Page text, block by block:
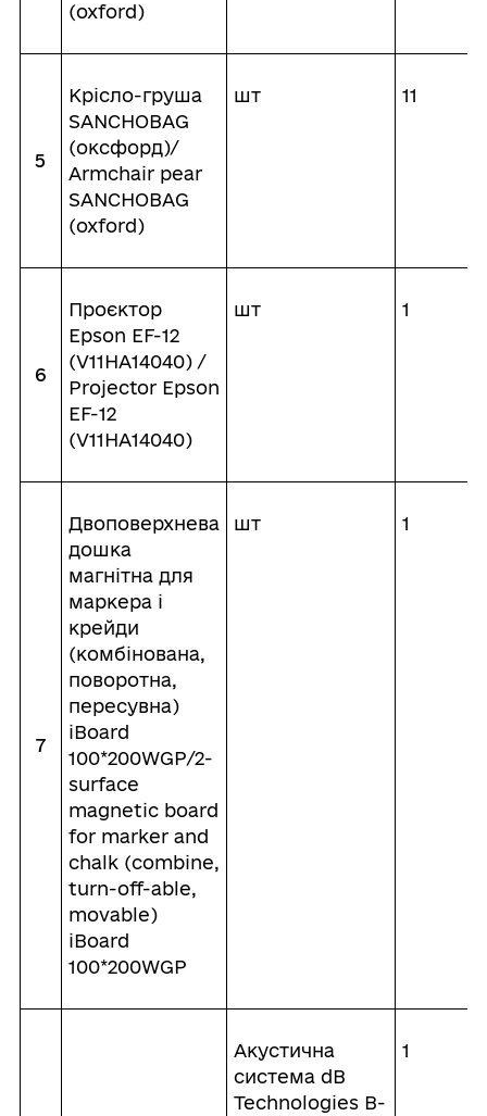
(oxford)
5
Крісло-груша
SANCHOBAG
(оксфорд)/
Armchair pear
SANCHOBAG
(oxford)
шт 11
6
Проєктор
Epson EF-12
(V11HA14040) /
Projector Epson
EF-12
(V11HA14040)
шт 1
7
Двоповерхнева
дошка
магнітна для
маркера і
крейди
(комбінована,
поворотна,
пересувна)
iBoard
100*200WGP/2-
surface
magnetic board
for marker and
chalk (combine,
turn-off-able,
movable)
iBoard
100*200WGP
шт 1
Акустична
система dB
Technologies B-
1